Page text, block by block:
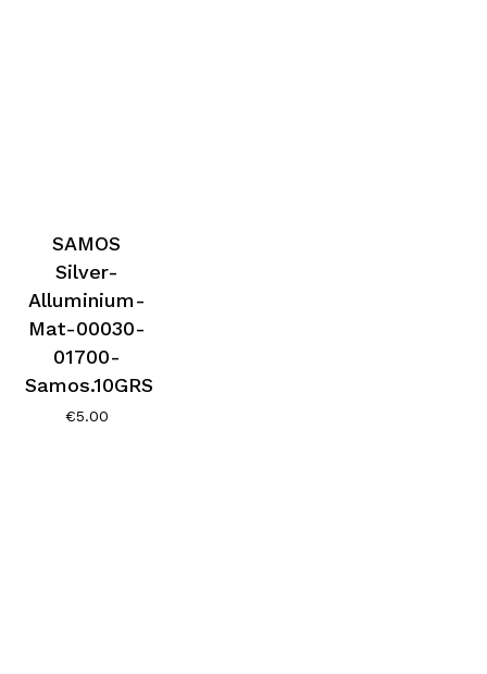
SAMOS
Silver-
Alluminium-
Mat-00030-
01700-
Samos.10GRS
€5.00